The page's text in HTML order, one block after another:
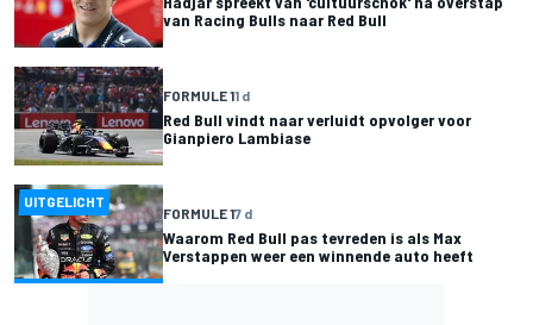
van Racing Bulls naar Red Bull
FORMULE 11 d
Red Bull vindt naar verluidt opvolger voor
Gianpiero Lambiase
UITGELICHT
FORMULE 17 d
Waarom Red Bull pas tevreden is als Max
Verstappen weer een winnende auto heeft